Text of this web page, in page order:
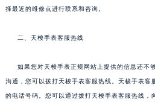
择最近的维修点进行联系和咨询。
二、天梭手表客服热线
如果您对天梭手表正规网站上提供的信息还不
沟通，您可以拨打天梭手表客服热线。天梭手表客
的电话号码。您可以通过拨打天梭手表客服热线，